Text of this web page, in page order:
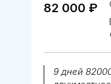
9 дней
82 000 ₽